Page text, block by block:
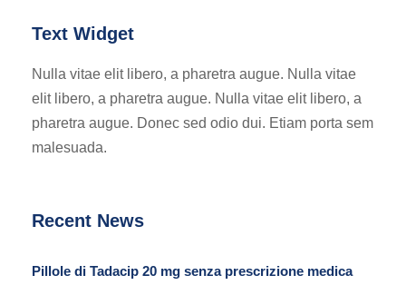
Text Widget
Nulla vitae elit libero, a pharetra augue. Nulla vitae
elit libero, a pharetra augue. Nulla vitae elit libero, a
pharetra augue. Donec sed odio dui. Etiam porta sem
malesuada.
Recent News
Pillole di Tadacip 20 mg senza prescrizione medica